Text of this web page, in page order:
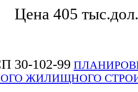
Цена 405
30-102-99
ЖИЛИЩНОГО